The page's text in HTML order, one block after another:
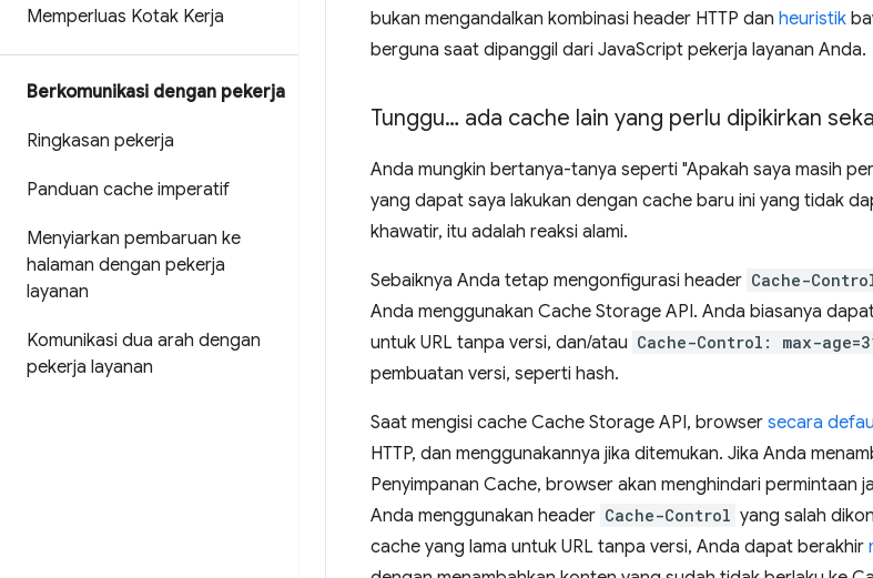
Memperluas Kotak Kerja
Berkomunikasi dengan pekerja
Ringkasan pekerja
Panduan cache imperatif
Menyiarkan pembaruan ke
halaman dengan pekerja
layanan
Komunikasi dua arah dengan
pekerja layanan
bukan mengandalkan kombinasi header HTTP dan heuristik
berguna saat dipanggil dari JavaScript pekerja layanan Anda.
Tunggu… ada cache lain yang perlu dipikirkan
Anda mungkin bertanya-tanya seperti "Apakah saya masih
yang dapat saya lakukan dengan cache baru ini yang tidak
khawatir, itu adalah reaksi alami.
Sebaiknya Anda tetap mengonfigurasi header Cache-
Anda menggunakan Cache Storage API. Anda biasanya
untuk URL tanpa versi, dan/atau Cache-Control: max-
pembuatan versi, seperti hash.
Saat mengisi cache Cache Storage API, browser secara
HTTP, dan menggunakannya jika ditemukan. Jika Anda
Penyimpanan Cache, browser akan menghindari permintaan
Anda menggunakan header Cache-Control yang salah
cache yang lama untuk URL tanpa versi, Anda dapat berakhir